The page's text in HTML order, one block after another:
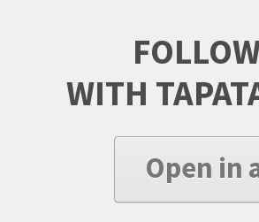
WITH
Open in